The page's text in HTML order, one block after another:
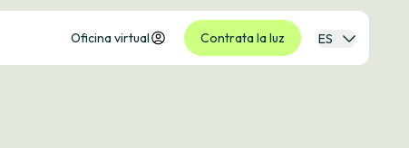
Oficina virtual Contrata la luz ES